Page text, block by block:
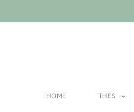
HOME THÉS